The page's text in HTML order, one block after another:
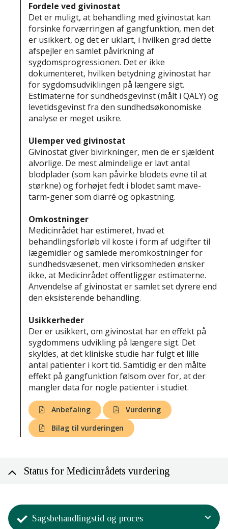
Fordele ved givinostat
Det er muligt, at behandling med givinostat kan
forsinke forværringen af gangfunktion, men det
er usikkert, og det er uklart, i hvilken grad dette
afspejler en samlet påvirkning af
sygdomsprogressionen. Det er ikke
dokumenteret, hvilken betydning givinostat har
for sygdomsudviklingen på længere sigt.
Estimaterne for sundhedsgevinst (målt i QALY) og
levetidsgevinst fra den sundhedsøkonomiske
analyse er meget usikre.
Ulemper ved givinostat
Givinostat giver bivirkninger, men de er sjældent
alvorlige. De mest almindelige er lavt antal
blodplader (som kan påvirke blodets evne til at
størkne) og forhøjet fedt i blodet samt mave-
tarm-gener som diarré og opkastning.
Omkostninger
Medicinrådet har estimeret, hvad et
behandlingsforløb vil koste i form af udgifter til
lægemidler og samlede meromkostninger for
sundhedsvæsenet, men virksomheden ønsker
ikke, at Medicinrådet offentliggør estimaterne.
Anvendelse af givinostat er samlet set dyrere end
den eksisterende behandling.
Usikkerheder
Der er usikkert, om givinostat har en effekt på
sygdommens udvikling på længere sigt. Det
skyldes, at det kliniske studie har fulgt et lille
antal patienter i kort tid. Samtidig er den målte
effekt på gangfunktion følsom over for, at der
mangler data for nogle patienter i studiet.
Anbefaling
Vurdering
Bilag til vurderingen
Status for Medicinrådets vurdering
Sagsbehandlingstid og proces